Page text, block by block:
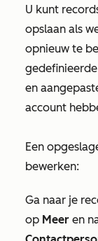
U kunt
opslaan als
opnieuw te
en
account
Een
bewerken:
Ga naar je
op Meer en